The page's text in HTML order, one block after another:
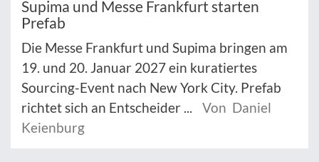
Supima und Messe Frankfurt starten
Prefab
Die Messe Frankfurt und Supima bringen am
19. und 20. Januar 2027 ein kuratiertes
Sourcing-Event nach New York City. Prefab
richtet sich an Entscheider ...
Von Daniel
Keienburg